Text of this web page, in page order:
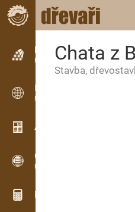
Inzerce
Řádková inzerce
Inzerce
Mezinárodní inzerce
Aktuality / Články
OPTI-TIMB
Pořezová schémata
Dřevařské kalkulačky
Chata z
Stavba,